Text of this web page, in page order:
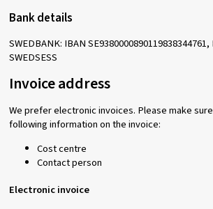
Bank details
SWEDBANK: IBAN
SWEDSESS
Invoice address
We prefer electronic invoices. Please make
following information on the invoice:
Cost centre
Contact person
Electronic invoice